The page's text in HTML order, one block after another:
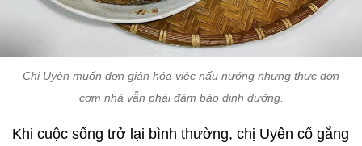
Chị Uyên muốn đơn giản hóa việc nấu nướng nhưng thực đơn
cơm nhà vẫn phải đảm bảo dinh dưỡng.
Khi cuộc sống trở lại bình thường, chị Uyên cố gắng